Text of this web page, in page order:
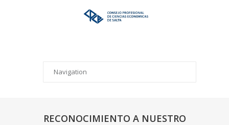
RECONOCIMIENTO A NUESTRO